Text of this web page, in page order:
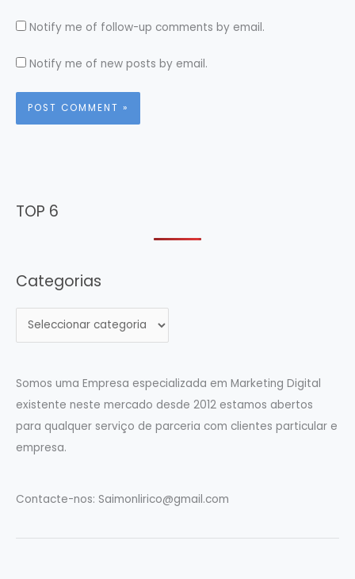
Notify me of follow-up comments by email.
Notify me of new posts by email.
TOP 6
Categorias
a
e
g
o
r
Somos uma Empresa especializada em Marketing Digital
existente neste mercado desde 2012 estamos abertos
para qualquer serviço de parceria com clientes particular e
empresa.
Contacte-nos: Saimonlirico@gmail.com